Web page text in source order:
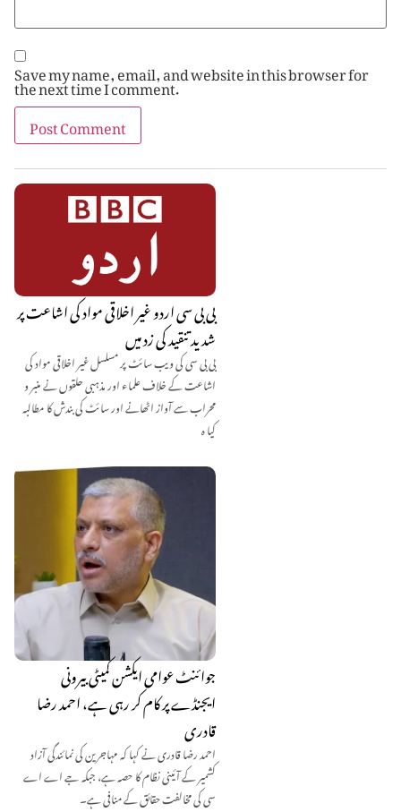
بی بی سی اردو غیر اخلاقی مواد کی اشاعت پر
شدید تنقید کی زد میں
بی بی سی کی ویب سائٹ پر مسلسل غیر اخلاقی مواد کی
اشاعت کے خلاف علماء اور مذہبی حلقوں نے منبر و
محراب سے آواز اٹھانے اور سائٹ کی بندش کا مطالبہ
کیا ہ
جوائنٹ عوامی ایکشن کمیٹی بیرونی
ایجنڈے پر کام کر رہی ہے، احمد رضا
قادری
احمد رضا قادری نے کہا کہ مہاجرین کی نمائندگی آزاد
کشمیر کے آئینی نظام کا حصہ ہے، جبکہ جے اے اے
سی کی مخالفت حقائق کے منافی ہے۔
Save my name, email, and website in this browser for
the next time I comment.